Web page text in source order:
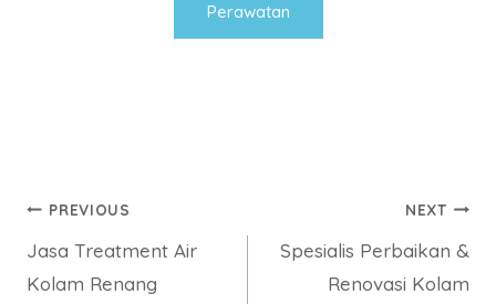
Perawatan
Post
navigation
PREVIOUS
Jasa Treatment Air
Kolam Renang
NEXT
Spesialis Perbaikan &
Renovasi Kolam